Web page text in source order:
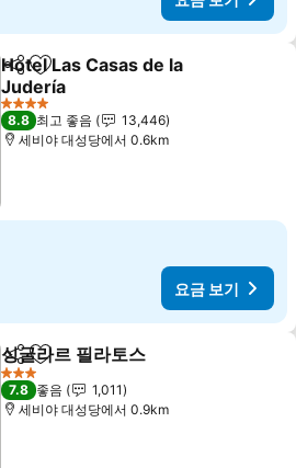
공유 즐겨찾기에 추가
Hotel Las Casas de la
Judería
4 성급
8.8 최고 좋음
13,446
세비야 대성당에서 0.6km
요금 보기
공유 즐겨찾기에 추가
싱굴라르 필라토스
3 성급
7.8 좋음
1,011
세비야 대성당에서 0.9km